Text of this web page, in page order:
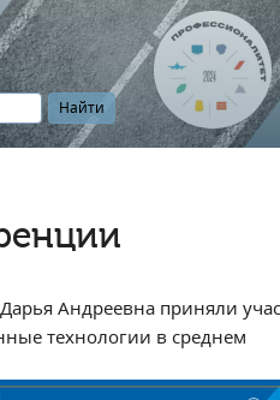
Андреевна приняли
технологии в среднем